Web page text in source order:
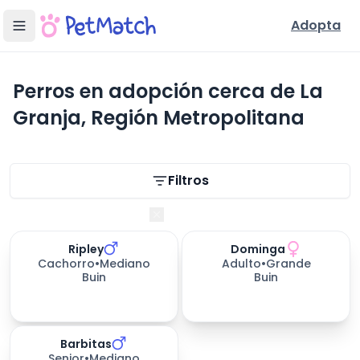
Adopta
Perros en adopción cerca de La
Granja, Región Metropolitana
Filtros
días esperando
Ripley
Cachorro•Mediano
Buin
días esperando
Dominga
Adulto•Grande
Buin
días esperando
Barbitas